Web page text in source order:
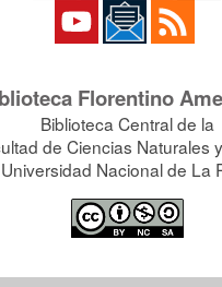
Florentino
Biblioteca Central de la
de Ciencias Naturales
Universidad Nacional de La